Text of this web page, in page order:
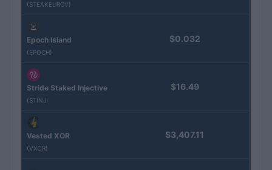
(STEAKEURCV)
Epoch Island
(EPOCH)
$0.032
Stride Staked Injective
(STINJ)
$16.49
Vested XOR
(VXOR)
$3,407.11